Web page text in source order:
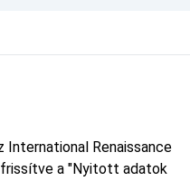
International Renaissance
a "Nyitott adatok